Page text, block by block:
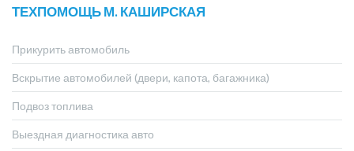
ТЕХПОМОЩЬ М. КАШИРСКАЯ
Прикурить автомобиль
Вскрытие автомобилей (двери, капота, багажника)
Подвоз топлива
Выездная диагностика авто